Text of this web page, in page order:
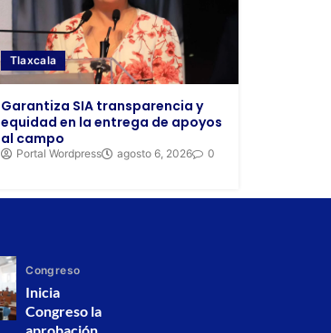
Tlaxcala
Garantiza SIA transparencia y
equidad en la entrega de apoyos
al campo
Portal Wordpress agosto 6, 2026 0
Congreso
Inicia
Congreso la